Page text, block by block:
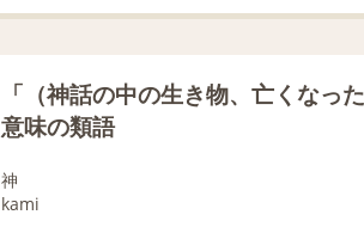
「（神話の中の生き物、亡くなっ
意味の類語
神
kami